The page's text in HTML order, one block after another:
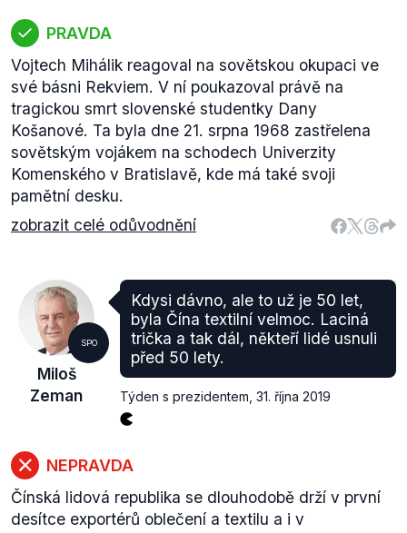
PRAVDA
Vojtech Mihálik reagoval na sovětskou okupaci ve
své básni Rekviem. V ní poukazoval právě na
tragickou smrt slovenské studentky Dany
Košanové. Ta byla dne 21. srpna 1968 zastřelena
sovětským vojákem na schodech Univerzity
Komenského v Bratislavě, kde má také svoji
pamětní desku.
zobrazit celé odůvodnění
SPO
Miloš
Zeman
Kdysi dávno, ale to už je 50 let,
byla Čína textilní velmoc. Laciná
trička a tak dál, někteří lidé usnuli
před 50 lety.
Týden s prezidentem 31. října 2019
NEPRAVDA
Čínská lidová republika se dlouhodobě drží v první
desítce exportérů oblečení a textilu a i v